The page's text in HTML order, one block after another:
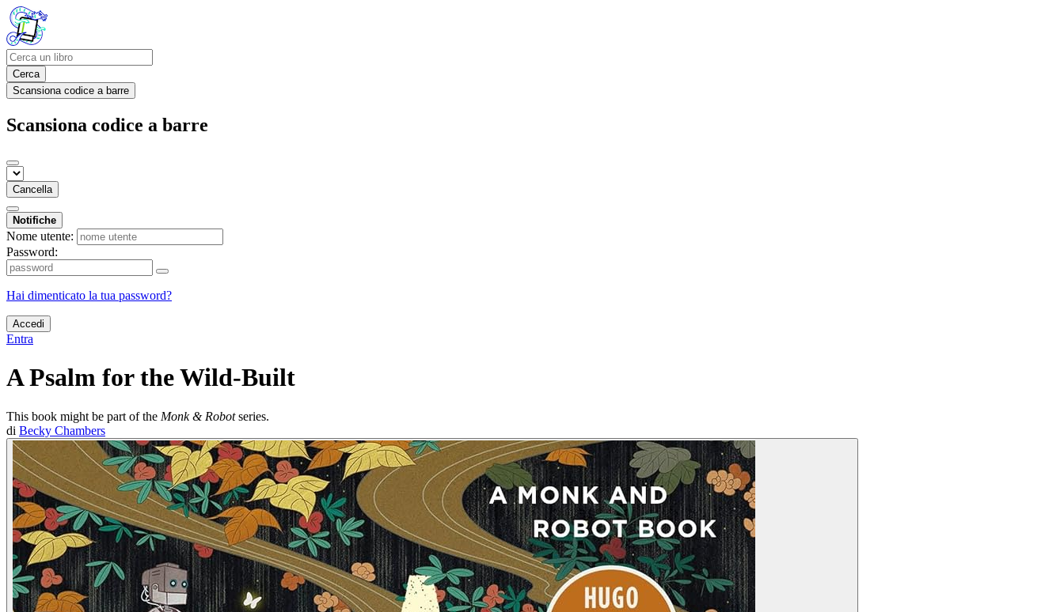
Cerca
Scansiona codice a barre
Scansiona codice a barre
Cancella
Notifiche
Nome utente:
Password:
Hai dimenticato la tua password?
Accedi
Entra
A Psalm for the Wild-Built
This book might be part of the Monk & Robotseries.
di Becky Chambers